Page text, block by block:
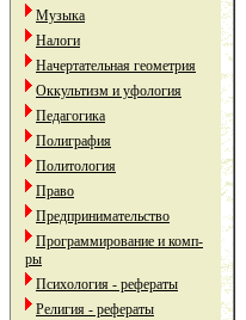
Музыка
Налоги
Начертательная геометрия
Оккультизм и уфология
Педагогика
Полиграфия
Политология
Право
Предпринимательство
Программирование и комп-
ры
Психология - рефераты
Религия - рефераты